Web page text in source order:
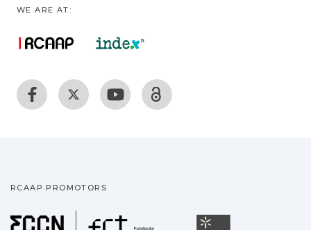
WE ARE AT:
RCAAP PROMOTORS
Fundação para a